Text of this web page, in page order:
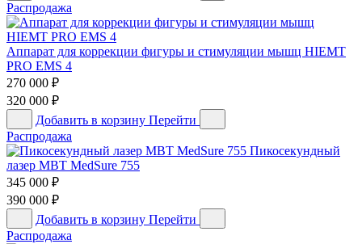
Распродажа
Аппарат для коррекции фигуры и стимуляции мышц HIEMT
PRO EMS 4
270 000 ₽
320 000 ₽
Добавить в корзину Перейти
Распродажа
Пикосекундный
лазер MBT MedSure 755
345 000 ₽
390 000 ₽
Добавить в корзину Перейти
Распродажа